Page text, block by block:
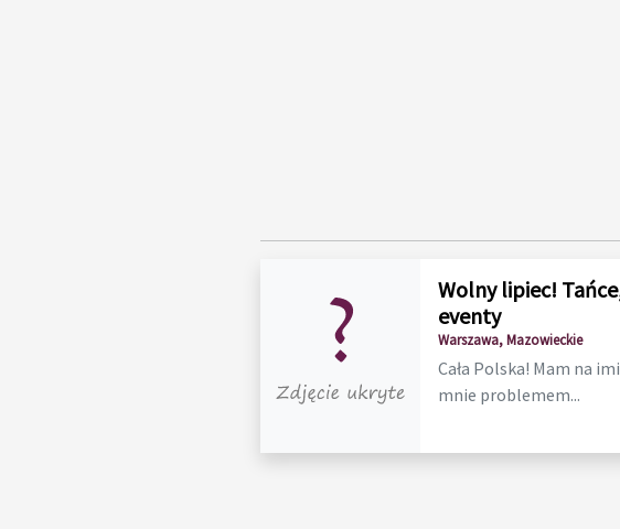
Wolny lipiec!
eventy
Warszawa, Mazowieckie
Cała Polska! Mam na
mnie problemem...